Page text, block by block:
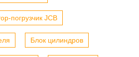
погрузчик JCB
Блок цилиндров